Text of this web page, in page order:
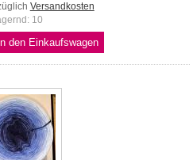
Versandkosten
10